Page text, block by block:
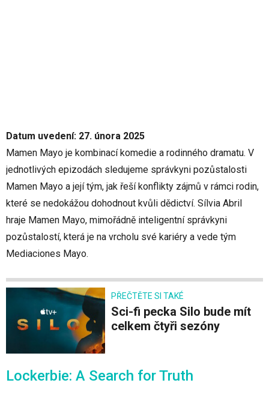
Datum uvedení: 27. února 2025
Mamen Mayo je kombinací komedie a rodinného dramatu. V
jednotlivých epizodách sledujeme správkyni pozůstalosti
Mamen Mayo a její tým, jak řeší konflikty zájmů v rámci rodin,
které se nedokážou dohodnout kvůli dědictví. Sílvia Abril
hraje Mamen Mayo, mimořádně inteligentní správkyni
pozůstalostí, která je na vrcholu své kariéry a vede tým
Mediaciones Mayo.
PŘEČTĚTE SI TAKÉ
Sci-fi pecka Silo bude mít
celkem čtyři sezóny
Lockerbie: A Search for Truth